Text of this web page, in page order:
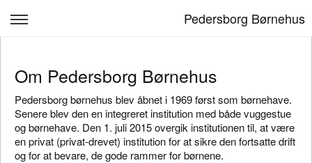
Pedersborg Børnehus
Læreplan
Om os
Venteliste
Om Pedersborg Børnehus
Pedersborg børnehus blev åbnet i 1969 først som børnehave.
Senere blev den en integreret institution med både vuggestue
og børnehave. Den 1. juli 2015 overgik institutionen til, at være
en privat (privat-drevet) institution for at sikre den fortsatte drift
og for at bevare, de gode rammer for børnene.